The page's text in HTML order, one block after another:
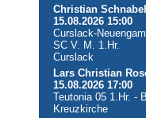
Christian Schnabel
15.08.2026 15:00
Curslack-
SC V. M. 1.Hr.
Curslack
Lars Christian
15.08.2026 17:00
Teutonia 05 1.Hr. -
Kreuzkirche